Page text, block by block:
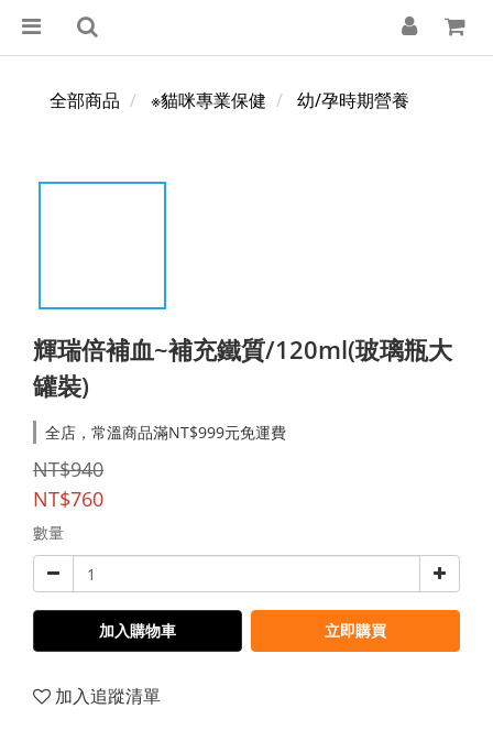
全部商品 ※貓咪專業保健 幼/孕時期營養
輝瑞倍補血~補充鐵質/120ml(玻璃瓶大
罐裝)
全店，常溫商品滿NT$999元免運費
NT$940
NT$760
數量
加入購物車 立即購買
加入追蹤清單